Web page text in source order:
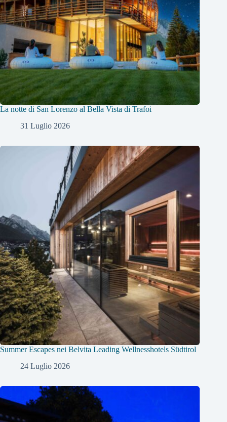
La notte di San Lorenzo al Bella Vista di Trafoi
31 Luglio 2026
Summer Escapes nei Belvita Leading Wellnesshotels Südtirol
24 Luglio 2026